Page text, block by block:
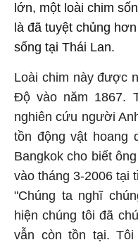
lớn, một loài chim
là đã tuyệt chủng
sống tại Thái Lan.
Loài chim này được
Độ vào năm 1867.
nghiên cứu người
tồn động vật hoang
Bangkok cho biết
vào tháng 3-2006 tại
"Chúng ta nghĩ
hiện chúng tôi đã
vẫn còn tồn tại.